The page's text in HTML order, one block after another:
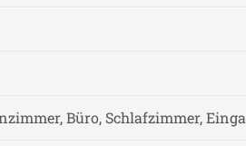
Büro, Schlafzimmer,